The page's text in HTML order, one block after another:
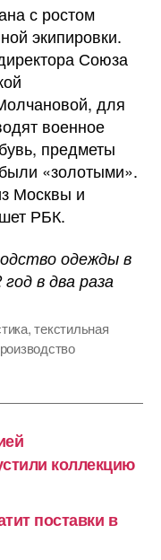
с ростом
экипировки.
Союза
для
военное
предметы
«золотыми».
Москвы и
РБК.
одежды в
в два раза
,текстильная
коллекцию
поставки в